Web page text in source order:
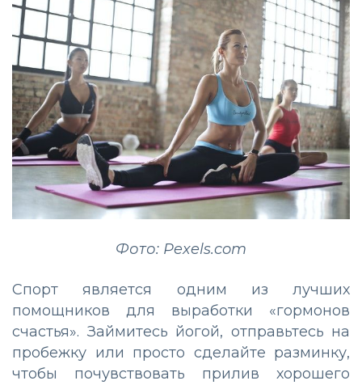
Фото: Pexels.com
Спорт является одним из лучших
помощников для выработки «гормонов
счастья». Займитесь йогой, отправьтесь на
пробежку или просто сделайте разминку,
чтобы почувствовать прилив хорошего